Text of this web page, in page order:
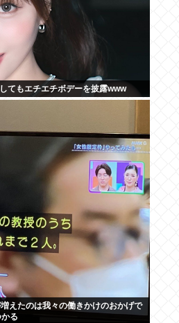
てもエチエチボデーを披露www
えたのは我々の働きかけのおかげで
る